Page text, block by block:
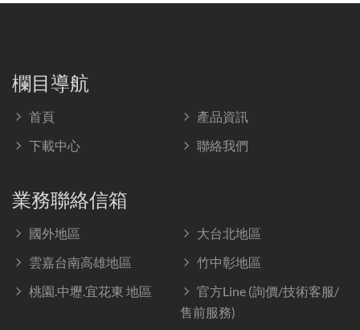
欄目導航
首頁
產品資訊
下載中心
聯絡我們
業務聯絡信箱
國外地區
大台北地區
雲嘉台南高雄地區
竹中彰地區
桃園.中壢.宜花東 地區
官方Line (詢價/技術客服/
售前服務)